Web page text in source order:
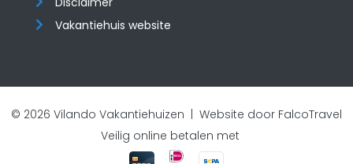
Vakantiehuis website
© 2026 Vilando Vakantiehuizen | Website door FalcoTravel
Veilig online betalen met